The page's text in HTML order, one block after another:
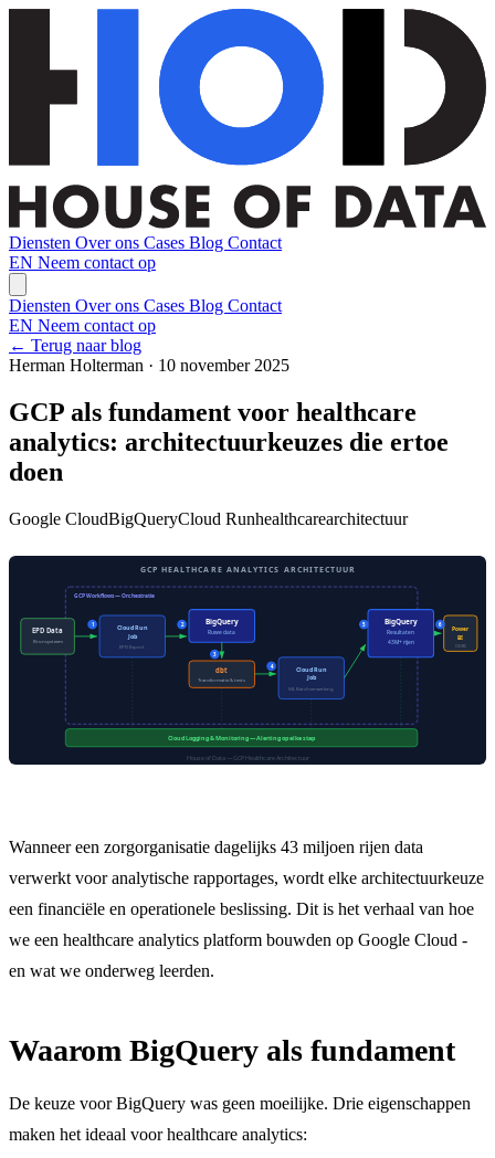
Diensten Over ons Cases Blog Contact
EN Neem contact op
Diensten Over ons Cases Blog Contact
EN Neem contact op
← Terug naar blog
Herman Holterman · 10 november 2025
GCP als fundament voor healthcare
analytics: architectuurkeuzes die ertoe
doen
Google CloudBigQueryCloud Runhealthcarearchitectuur
Wanneer een zorgorganisatie dagelijks 43 miljoen rijen data
verwerkt voor analytische rapportages, wordt elke architectuurkeuze
een financiële en operationele beslissing. Dit is het verhaal van hoe
we een healthcare analytics platform bouwden op Google Cloud -
en wat we onderweg leerden.
Waarom BigQuery als fundament
De keuze voor BigQuery was geen moeilijke. Drie eigenschappen
maken het ideaal voor healthcare analytics: